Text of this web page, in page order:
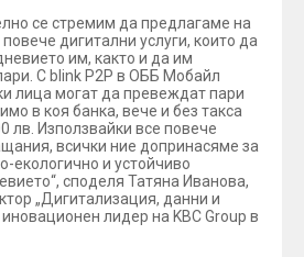
се стремим да предлагаме на
дигитални услуги, които да
им, както и да им
С blink P2P в ОББ Мобайл
лица могат да превеждат пари
в коя банка, вече и без такса
лв. Използвайки все повече
всички ние допринасяме за
екологично и устойчиво
споделя Татяна Иванова,
„Дигитализация, данни и
лидер на KBC Group в